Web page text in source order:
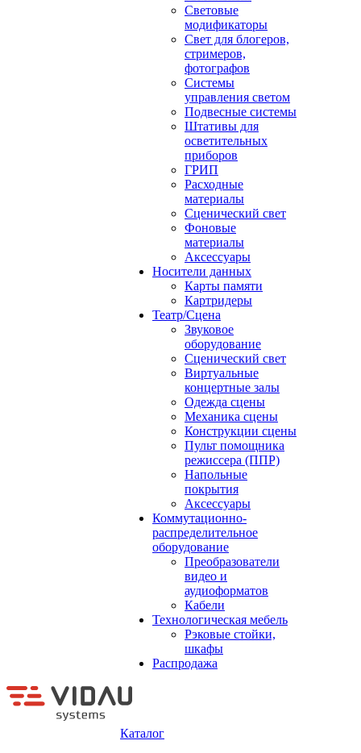
Световые
модификаторы
Свет для блогеров,
стримеров,
фотографов
Системы
управления светом
Подвесные системы
Штативы для
осветительных
приборов
ГРИП
Расходные
материалы
Сценический свет
Фоновые
материалы
Аксессуары
Носители данных
Карты памяти
Картридеры
Театр/Сцена
Звуковое
оборудование
Сценический свет
Виртуальные
концертные залы
Одежда сцены
Механика сцены
Конструкции сцены
Пульт помощника
режиссера (ППР)
Напольные
покрытия
Аксессуары
Коммутационно-
распределительное
оборудование
Преобразователи
видео и
аудиоформатов
Кабели
Технологическая мебель
Рэковые стойки,
шкафы
Распродажа
Каталог